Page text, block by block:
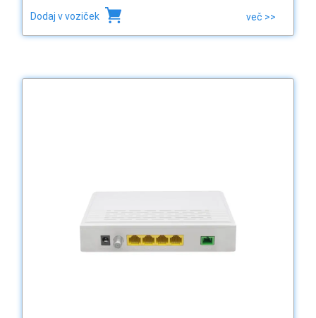
Dodaj v voziček več >>